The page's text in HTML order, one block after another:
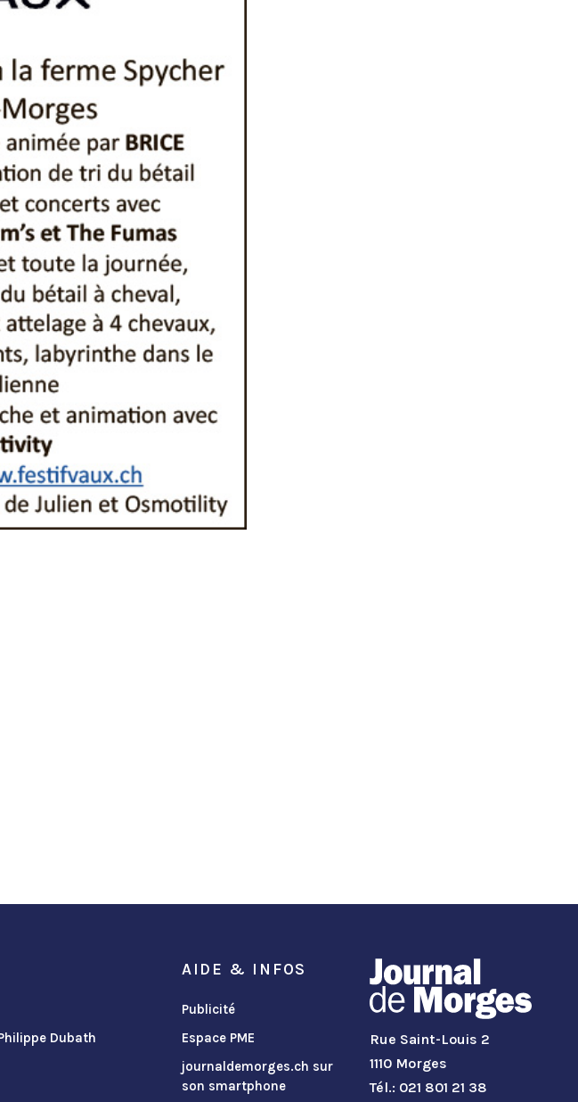
Dubath
AIDE & INFOS
Publicité
Espace PME
journaldemorges.ch sur
son smartphone
Rue Saint-Louis 2
1110 Morges
Tél.: 021 801 21 38